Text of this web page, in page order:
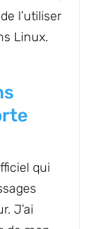
l’utiliser
Linux.
qui
J’ai